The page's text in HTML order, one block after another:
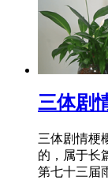
三体剧
三体剧情梗
的，属于长
第七十三届